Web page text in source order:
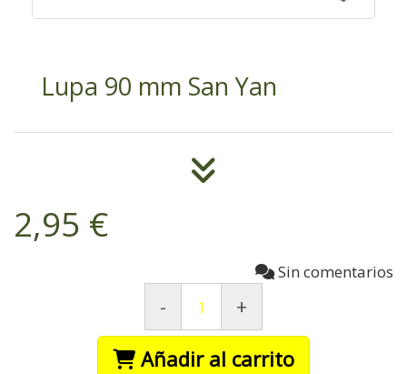
Lupa 90 mm San Yan
2,95 €
Sin comentarios
-
+
Añadir al carrito